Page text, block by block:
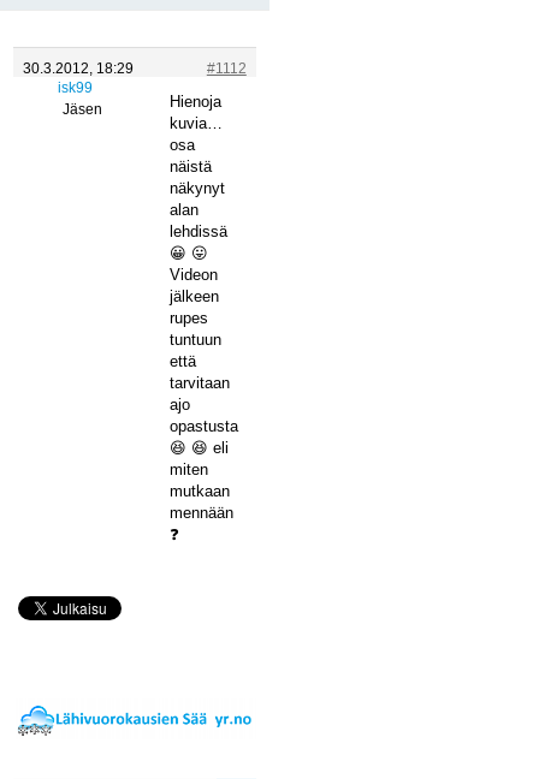
30.3.2012, 18:29
#1112
isk99
Jäsen
Hienoja
kuvia…
osa
näistä
näkynyt
alan
lehdissä
😀 😛
Videon
jälkeen
rupes
tuntuun
että
tarvitaan
ajo
opastusta
😆 😆 eli
miten
mutkaan
mennään
❓